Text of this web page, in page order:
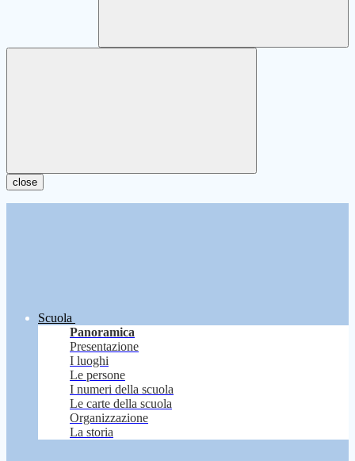
close
Scuola
Panoramica
Presentazione
I luoghi
Le persone
I numeri della scuola
Le carte della scuola
Organizzazione
La storia